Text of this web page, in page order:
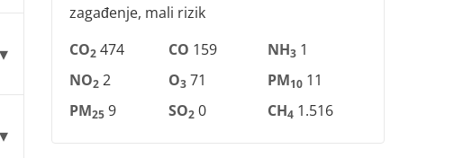
zagađenje, mali rizik
CO2 474 CO 159 NH3 1
NO2 2 O3 71 PM10 11
PM25 9 SO2 0 CH4 1.516